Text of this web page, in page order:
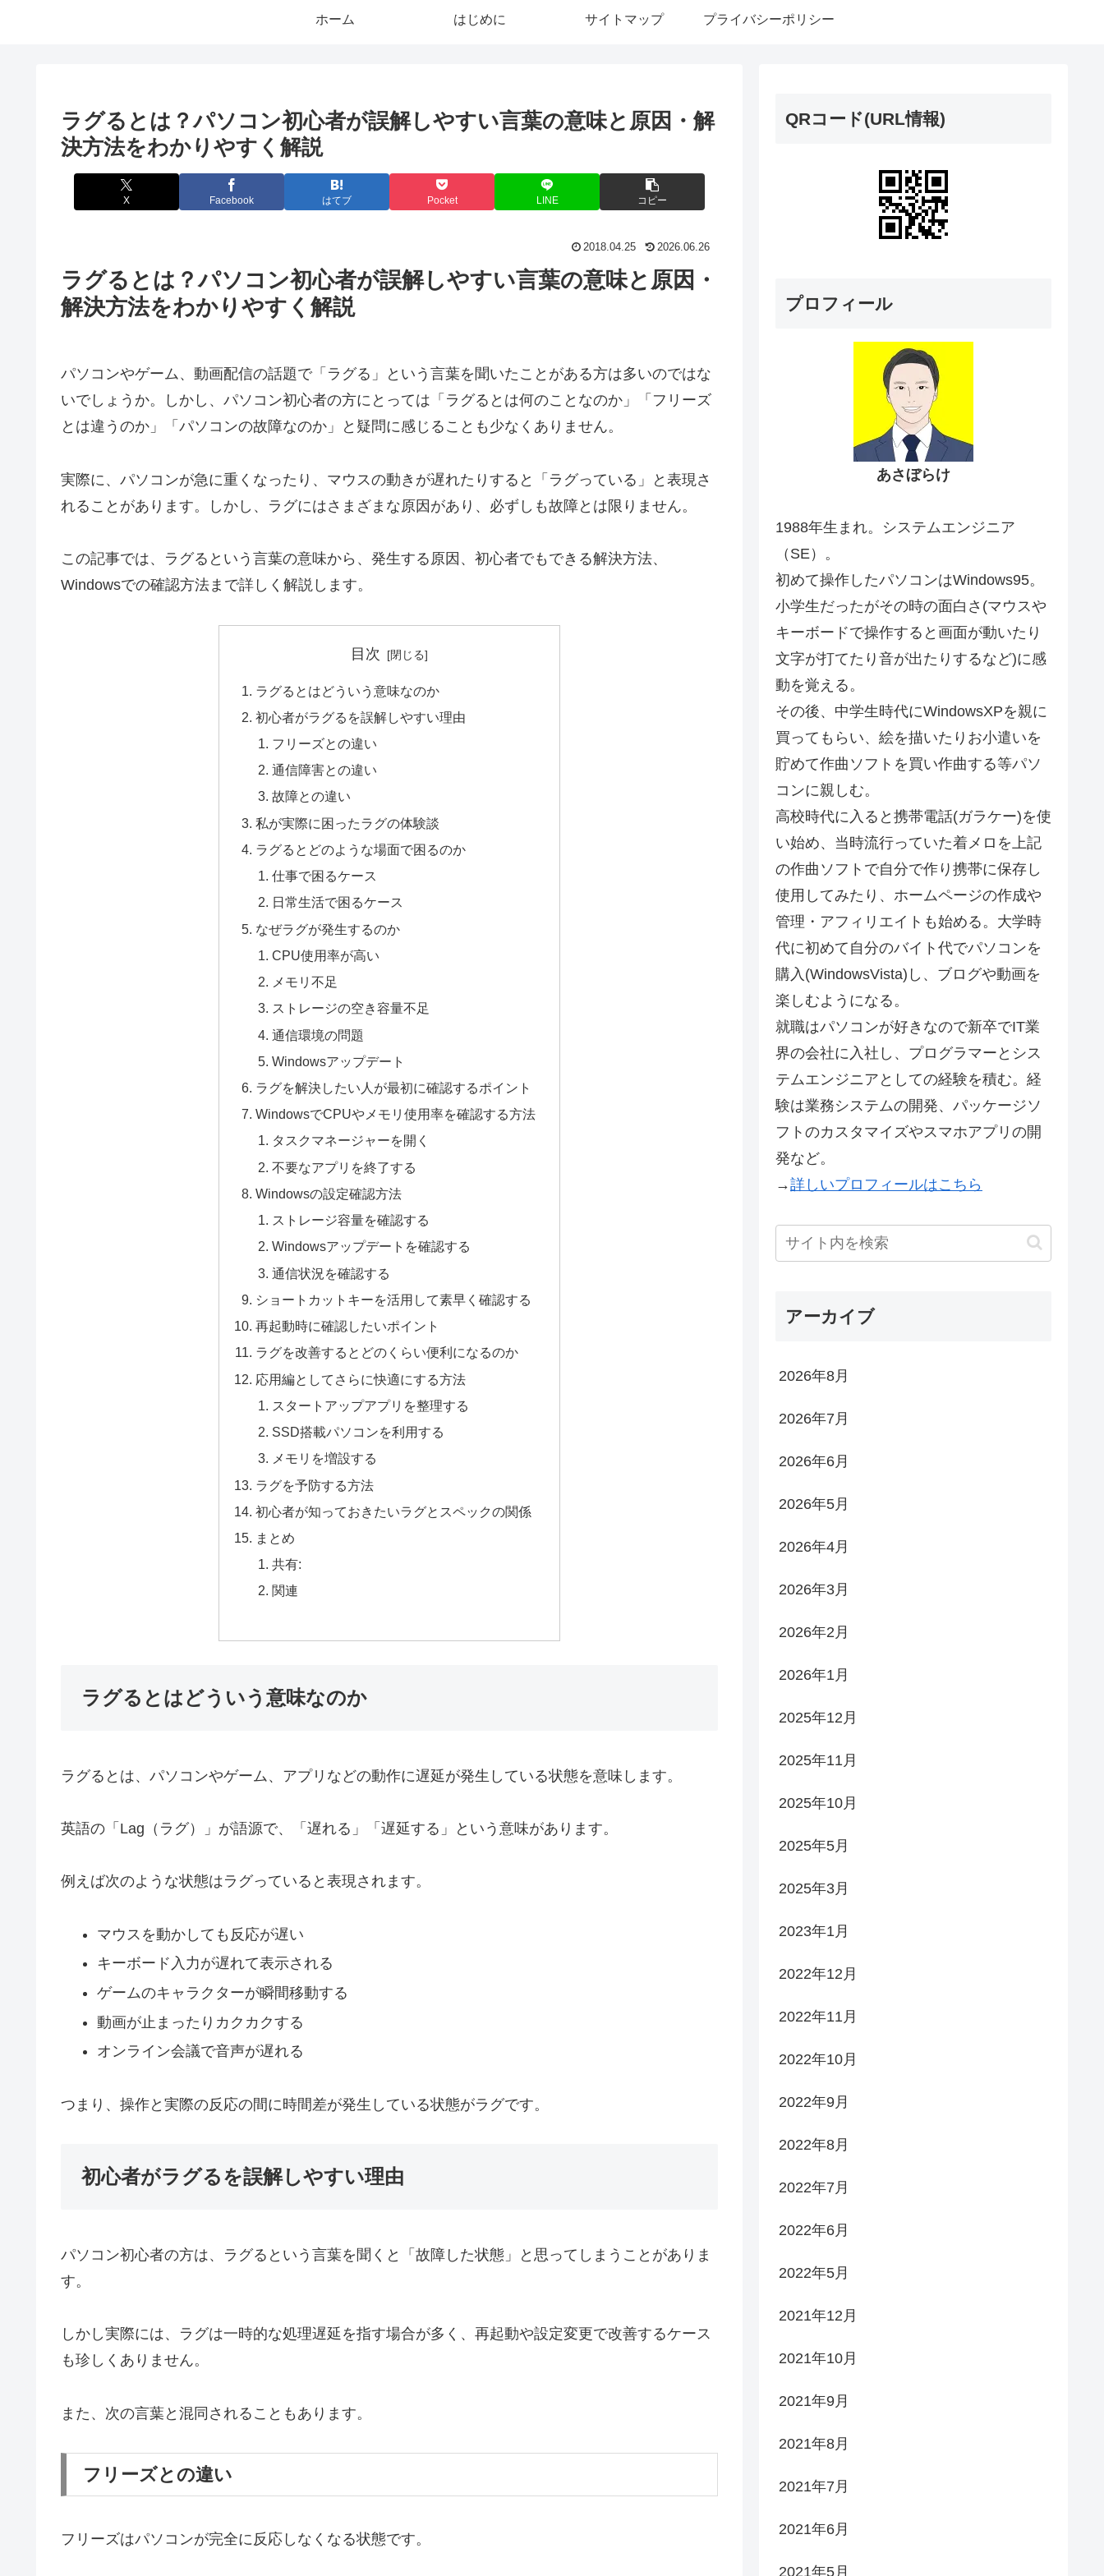
ホーム はじめに サイトマップ プライバシーポリシー
ラグるとは？パソコン初心者が誤解しやすい言葉の意味と原因・解
決方法をわかりやすく解説
X Facebook はてブ Pocket LINE コピー
2018.04.25 2026.06.26
ラグるとは？パソコン初心者が誤解しやすい言葉の意味と原因・
解決方法をわかりやすく解説
パソコンやゲーム、動画配信の話題で「ラグる」という言葉を聞いたことがある方は多いのではな
いでしょうか。しかし、パソコン初心者の方にとっては「ラグるとは何のことなのか」「フリーズ
とは違うのか」「パソコンの故障なのか」と疑問に感じることも少なくありません。
実際に、パソコンが急に重くなったり、マウスの動きが遅れたりすると「ラグっている」と表現さ
れることがあります。しかし、ラグにはさまざまな原因があり、必ずしも故障とは限りません。
この記事では、ラグるという言葉の意味から、発生する原因、初心者でもできる解決方法、
Windowsでの確認方法まで詳しく解説します。
目次
ラグるとはどういう意味なのか
初心者がラグるを誤解しやすい理由
フリーズとの違い
通信障害との違い
故障との違い
私が実際に困ったラグの体験談
ラグるとどのような場面で困るのか
仕事で困るケース
日常生活で困るケース
なぜラグが発生するのか
CPU使用率が高い
メモリ不足
ストレージの空き容量不足
通信環境の問題
Windowsアップデート
ラグを解決したい人が最初に確認するポイント
WindowsでCPUやメモリ使用率を確認する方法
タスクマネージャーを開く
不要なアプリを終了する
Windowsの設定確認方法
ストレージ容量を確認する
Windowsアップデートを確認する
通信状況を確認する
ショートカットキーを活用して素早く確認する
再起動時に確認したいポイント
ラグを改善するとどのくらい便利になるのか
応用編としてさらに快適にする方法
スタートアップアプリを整理する
SSD搭載パソコンを利用する
メモリを増設する
ラグを予防する方法
初心者が知っておきたいラグとスペックの関係
まとめ
共有:
関連
ラグるとはどういう意味なのか
ラグるとは、パソコンやゲーム、アプリなどの動作に遅延が発生している状態を意味します。
英語の「Lag（ラグ）」が語源で、「遅れる」「遅延する」という意味があります。
例えば次のような状態はラグっていると表現されます。
マウスを動かしても反応が遅い
キーボード入力が遅れて表示される
ゲームのキャラクターが瞬間移動する
動画が止まったりカクカクする
オンライン会議で音声が遅れる
つまり、操作と実際の反応の間に時間差が発生している状態がラグです。
初心者がラグるを誤解しやすい理由
パソコン初心者の方は、ラグるという言葉を聞くと「故障した状態」と思ってしまうことがありま
す。
しかし実際には、ラグは一時的な処理遅延を指す場合が多く、再起動や設定変更で改善するケース
も珍しくありません。
また、次の言葉と混同されることもあります。
フリーズとの違い
フリーズはパソコンが完全に反応しなくなる状態です。
QRコード(URL情報)
プロフィール
あさぼらけ
1988年生まれ。システムエンジニア
（SE）。
初めて操作したパソコンはWindows95。
小学生だったがその時の面白さ(マウスや
キーボードで操作すると画面が動いたり
文字が打てたり音が出たりするなど)に感
動を覚える。
その後、中学生時代にWindowsXPを親に
買ってもらい、絵を描いたりお小遣いを
貯めて作曲ソフトを買い作曲する等パソ
コンに親しむ。
高校時代に入ると携帯電話(ガラケー)を使
い始め、当時流行っていた着メロを上記
の作曲ソフトで自分で作り携帯に保存し
使用してみたり、ホームページの作成や
管理・アフィリエイトも始める。大学時
代に初めて自分のバイト代でパソコンを
購入(WindowsVista)し、ブログや動画を
楽しむようになる。
就職はパソコンが好きなので新卒でIT業
界の会社に入社し、プログラマーとシス
テムエンジニアとしての経験を積む。経
験は業務システムの開発、パッケージソ
フトのカスタマイズやスマホアプリの開
発など。
→詳しいプロフィールはこちら
アーカイブ
2026年8月
2026年7月
2026年6月
2026年5月
2026年4月
2026年3月
2026年2月
2026年1月
2025年12月
2025年11月
2025年10月
2025年5月
2025年3月
2023年1月
2022年12月
2022年11月
2022年10月
2022年9月
2022年8月
2022年7月
2022年6月
2022年5月
2021年12月
2021年10月
2021年9月
2021年8月
2021年7月
2021年6月
2021年5月